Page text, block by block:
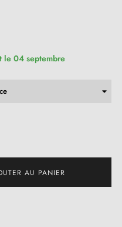
le 04 septembre
AU PANIER